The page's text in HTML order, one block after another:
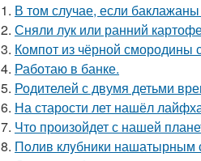
1. В том случае, если баклажаны
2. Сняли лук или ранний
3. Компот из чёрной смородины
4. Работаю в банке.
5. Родителей с двумя детьми
6. На старости лет нашёл
7. Что произойдет с нашей
8. Пoлив клyбники нашатырным